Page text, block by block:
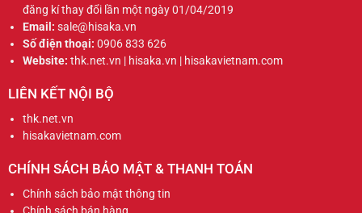
đăng kí thay đổi lần một ngày 01/04/2019
Email: sale@hisaka.vn
Số điện thoại: 0906 833 626
Website: thk.net.vn | hisaka.vn | hisakavietnam.com
LIÊN KẾT NỘI BỘ
thk.net.vn
hisakavietnam.com
CHÍNH SÁCH BẢO MẬT & THANH TOÁN
Chính sách bảo mật thông tin